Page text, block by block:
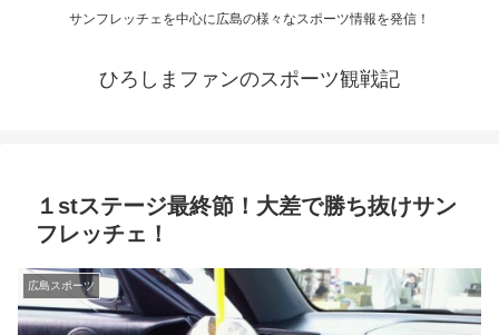
サンフレッチェを中心に広島の様々なスポーツ情報を発信！
ひろしまファンのスポーツ観戦記
１stステージ最終節！大差で勝ち抜けサン
フレッチェ！
広島スポーツ